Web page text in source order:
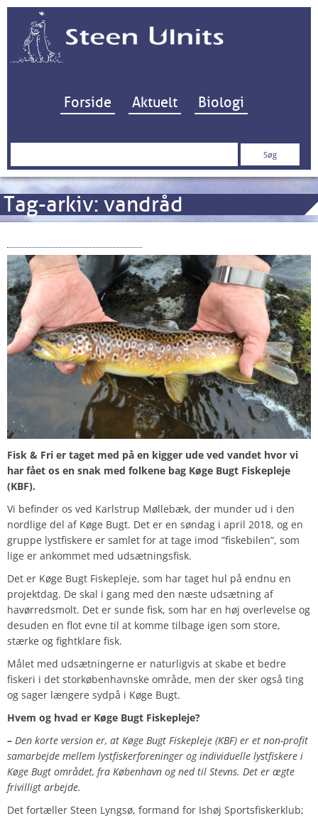
Hop til indhold
Forside Aktuelt Biologi
Søg
Tag-arkiv: vandråd
Fisk & Fri er taget med på en kigger ude ved vandet hvor vi
har fået os en snak med folkene bag Køge Bugt Fiskepleje
(KBF).
Vi befinder os ved Karlstrup Møllebæk, der munder ud i den
nordlige del af Køge Bugt. Det er en søndag i april 2018, og en
gruppe lystfiskere er samlet for at tage imod ”fiskebilen”, som
lige er ankommet med udsætningsfisk.
Det er Køge Bugt Fiskepleje, som har taget hul på endnu en
projektdag. De skal i gang med den næste udsætning af
havørredsmolt. Det er sunde fisk, som har en høj overlevelse og
desuden en flot evne til at komme tilbage igen som store,
stærke og fightklare fisk.
Målet med udsætningerne er naturligvis at skabe et bedre
fiskeri i det storkøbenhavnske område, men der sker også ting
og sager længere sydpå i Køge Bugt.
Hvem og hvad er Køge Bugt Fiskepleje?
– Den korte version er, at Køge Bugt Fiskepleje (KBF) er et non-profit
samarbejde mellem lystfiskerforeninger og individuelle lystfiskere i
Køge Bugt området, fra København og ned til Stevns. Det er ægte
frivilligt arbejde.
Det fortæller Steen Lyngsø, formand for Ishøj Sportsfiskerklub;